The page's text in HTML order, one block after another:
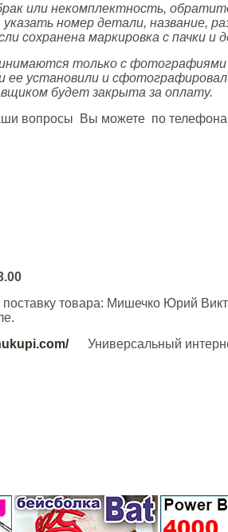
или некомплектность,
номер детали, название,
сохранена маркировка с пачки и
только с
ее установили и
будет закрыта за оплату.
вопросы Вы можете по
товара: Мишечко Юрий
Универсальный